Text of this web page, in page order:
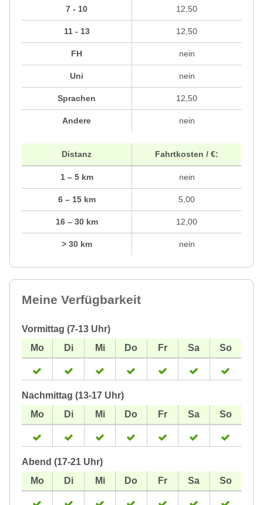
7 - 10
11 - 13
FH
Uni
Sprachen
Andere
12,50
12,50
nein
nein
12,50
nein
Distanz
1 – 5 km
6 – 15 km
16 – 30 km
> 30 km
Fahrtkosten / €:
nein
5,00
12,00
nein
Meine Verfügbarkeit
Vormittag (7-13 Uhr)
Nachmittag (13-17 Uhr)
Abend (17-21 Uhr)